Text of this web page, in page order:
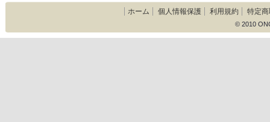
ホーム 個人情報保護 利用規約 特定
© 2010